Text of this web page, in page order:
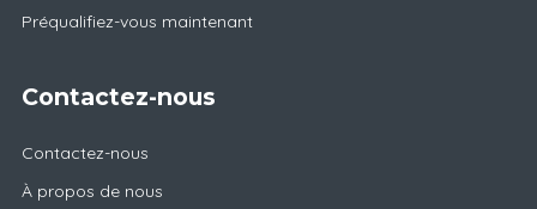
Préqualifiez-vous maintenant
Contactez-nous
Contactez-nous
À propos de nous